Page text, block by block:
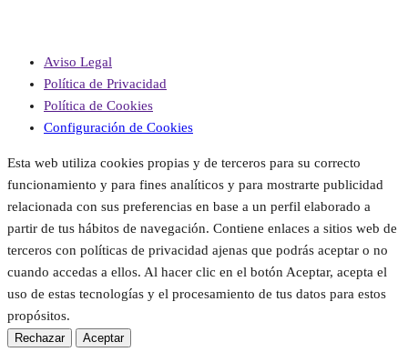
Aviso Legal
Política de Privacidad
Política de Cookies
Configuración de Cookies
Esta web utiliza cookies propias y de terceros para su correcto
funcionamiento y para fines analíticos y para mostrarte publicidad
relacionada con sus preferencias en base a un perfil elaborado a
partir de tus hábitos de navegación. Contiene enlaces a sitios web de
terceros con políticas de privacidad ajenas que podrás aceptar o no
cuando accedas a ellos. Al hacer clic en el botón Aceptar, acepta el
uso de estas tecnologías y el procesamiento de tus datos para estos
propósitos.
Rechazar Aceptar